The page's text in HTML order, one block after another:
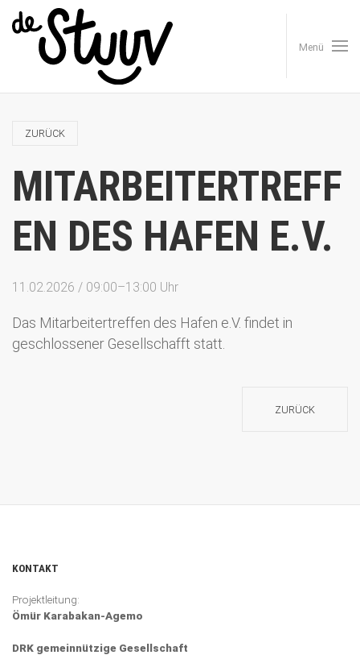
Menü
ZURÜCK
MITARBEITERTREFF
EN DES HAFEN E.V.
11.02.2026 / 09:00–13:00 Uhr
Das Mitarbeitertreffen des Hafen e.V. findet in
geschlossener Gesellschafft statt.
ZURÜCK
KONTAKT
Projektleitung:
Ömür Karabakan-Agemo
DRK gemeinnützige Gesellschaft